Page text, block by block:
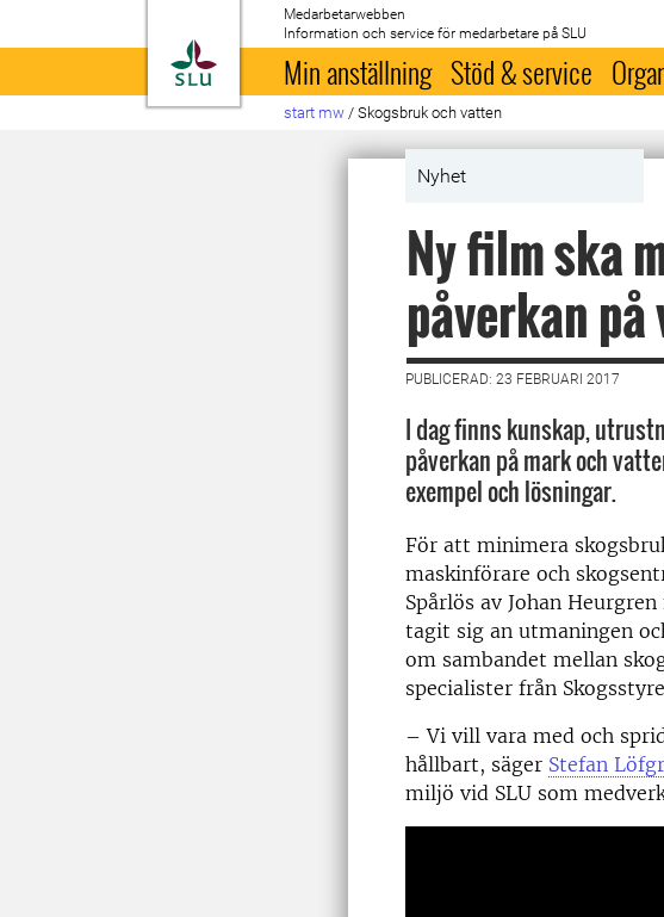
Till startsida
Medarbetarwebben
Information och service för medarbetare på SLU
Min anställning Stöd & service
start mw / Skogsbruk och vatten
Nyhet
Ny film ska
påverkan
PUBLICERAD: 23 FEBRUARI 2017
I dag finns kunskap,
påverkan på mark och
exempel och lösningar.
För att minimera
maskinförare och
Spårlös av Johan
tagit sig an utmaningen
om sambandet mellan
specialister från
– Vi vill vara med och
hållbart, säger Stefan
miljö vid SLU som